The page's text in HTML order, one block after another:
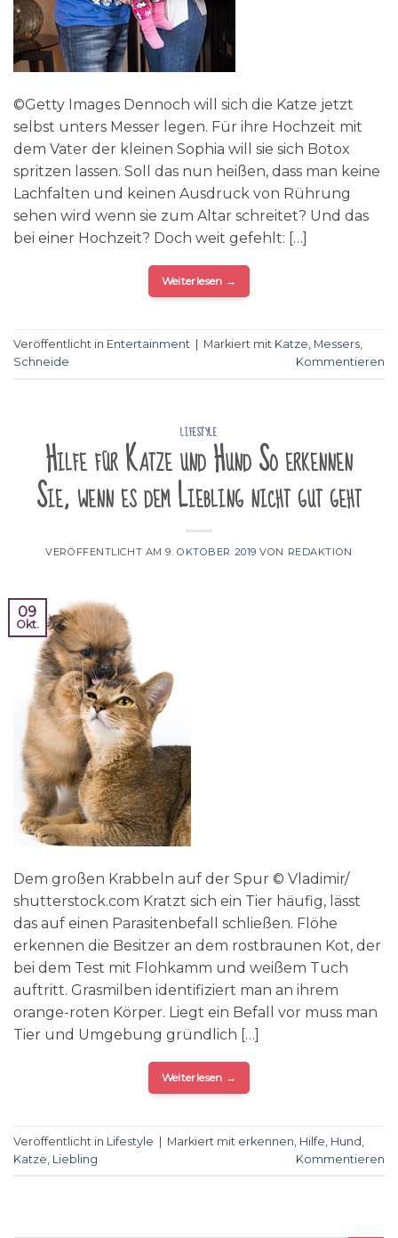
©Getty Images Dennoch will sich die Katze jetzt
selbst unters Messer legen. Für ihre Hochzeit mit
dem Vater der kleinen Sophia will sie sich Botox
spritzen lassen. Soll das nun heißen, dass man keine
Lachfalten und keinen Ausdruck von Rührung
sehen wird wenn sie zum Altar schreitet? Und das
bei einer Hochzeit? Doch weit gefehlt: […]
Weiterlesen →
Veröffentlicht in Entertainment Markiert mit Katze, Messers,
Schneide
Kommentieren
LIFESTYLE
Hilfe für Katze und Hund So erkennen
Sie, wenn es dem Liebling nicht gut geht
VERÖFFENTLICHT AM9. OKTOBER 2019 VON REDAKTION
09
Okt.
Dem großen Krabbeln auf der Spur © Vladimir/
shutterstock.com Kratzt sich ein Tier häufig, lässt
das auf einen Parasitenbefall schließen. Flöhe
erkennen die Besitzer an dem rostbraunen Kot, der
bei dem Test mit Flohkamm und weißem Tuch
auftritt. Grasmilben identifiziert man an ihrem
orange-roten Körper. Liegt ein Befall vor muss man
Tier und Umgebung gründlich […]
Weiterlesen →
Veröffentlicht in Lifestyle Markiert mit erkennen Hilfe Hund
Katze Liebling Kommentieren